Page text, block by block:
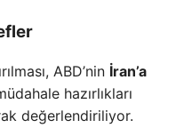
ABD’nin İran’a
hazırlıkları
değerlendiriliyor.